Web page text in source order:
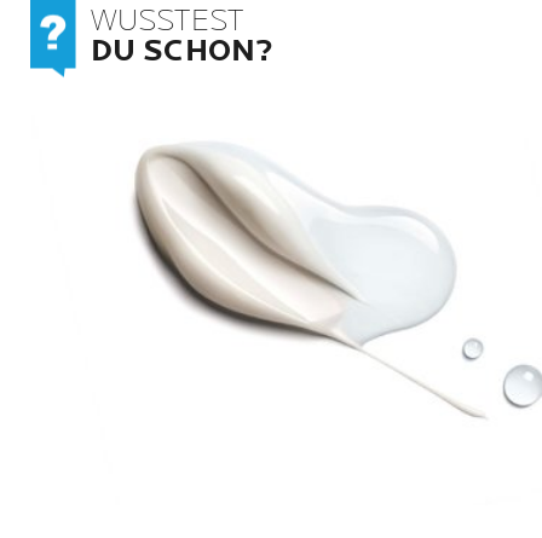
WUSSTEST
DU SCHON?